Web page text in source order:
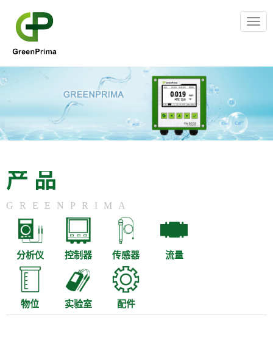
产品
GREENPRIMA
分析仪 控制器 传感器 流量
物位 实验室 配件